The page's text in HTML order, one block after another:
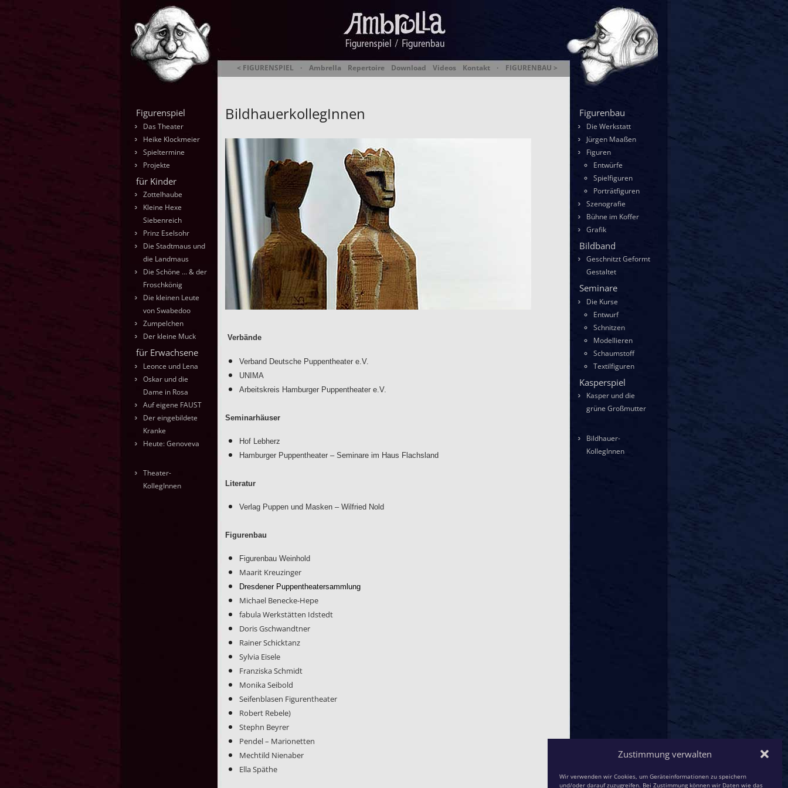
Zustimmung verwalten
Wir verwenden wir Cookies, um Geräteinformationen zu speichern
und/oder darauf zuzugreifen. Bei Zustimmung können wir Daten wie das
< FIGURENSPIEL · Ambrella Repertoire Download Videos Kontakt · FIGURENBAU >
Ambrella Figurentheater & Figurenbau
BildhauerkollegInnen
Verbände
Verband Deutsche Puppentheater e.V.
UNIMA
Arbeitskreis Hamburger Puppentheater e.V.
Seminarhäuser
Hof Lebherz
Hamburger Puppentheater – Seminare im Haus Flachsland
Literatur
Verlag Puppen und Masken – Wilfried Nold
Figurenbau
Figurenbau Weinhold
Maarit Kreuzinger
Dresdener Puppentheatersammlung
Michael Benecke-Hepe
fabula Werkstätten Idstedt
Doris Gschwandtner
Rainer Schicktanz
Sylvia Eisele
Franziska Schmidt
Monika Seibold
Seifenblasen Figurentheater
Robert Rebele)
Stephn Beyrer
Pendel – Marionetten
Mechtild Nienaber
Ella Späthe
Figurenspiel
Das Theater
Heike Klockmeier
Spieltermine
Projekte
für Kinder
Zottelhaube
Kleine Hexe
Siebenreich
Prinz Eselsohr
Die Stadtmaus und
die Landmaus
Die Schöne … & der
Froschkönig
Die kleinen Leute
von Swabedoo
Zumpelchen
Der kleine Muck
für Erwachsene
Leonce und Lena
Oskar und die
Dame in Rosa
Auf eigene FAUST
Der eingebildete
Kranke
Heute: Genoveva
Theater-
KollegInnen
Figurenbau
Die Werkstatt
Jürgen Maaßen
Figuren
Entwürfe
Spielfiguren
Porträtfiguren
Szenografie
Bühne im Koffer
Grafik
Bildband
Geschnitzt Geformt
Gestaltet
Seminare
Die Kurse
Entwurf
Schnitzen
Modellieren
Schaumstoff
Textilfiguren
Kasperspiel
Kasper und die
grüne Großmutter
Bildhauer-
KollegInnen